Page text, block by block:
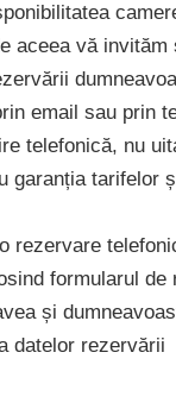
aceea vă invităm
email sau prin
telefonică, nu
garanția tarifelor
rezervare
formularul
și
datelor rezervării